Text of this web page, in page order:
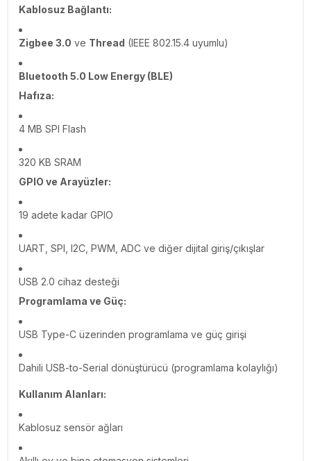
Kablosuz Bağlantı:
Zigbee 3.0 ve Thread (IEEE 802.15.4 uyumlu)
Bluetooth 5.0 Low Energy (BLE)
Hafıza:
4 MB SPI Flash
320 KB SRAM
GPIO ve Arayüzler:
19 adete kadar GPIO
UART, SPI, I2C, PWM, ADC ve diğer dijital giriş/çıkışlar
USB 2.0 cihaz desteği
Programlama ve Güç:
USB Type-C üzerinden programlama ve güç girişi
Dahili USB-to-Serial dönüştürücü (programlama kolaylığı)
Kullanım Alanları:
Kablosuz sensör ağları